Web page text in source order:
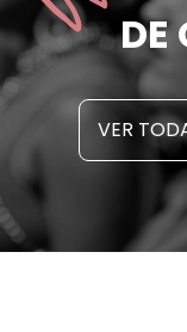
DE
VER
em cada 6 já sofreu
E PESQUISAS
novembro, 2021